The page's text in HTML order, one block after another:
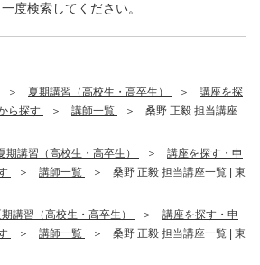
度検索してください。
夏期講習（高校生・高卒生）
講座を探
ら探す 講師一覧
桑野 正毅 担当講座
期講習（高校生・高卒生）
講座を探す・申
講師一覧
桑野 正毅 担当講座一覧 | 東
講習（高校生・高卒生）
講座を探す・申
講師一覧
桑野 正毅 担当講座一覧 | 東